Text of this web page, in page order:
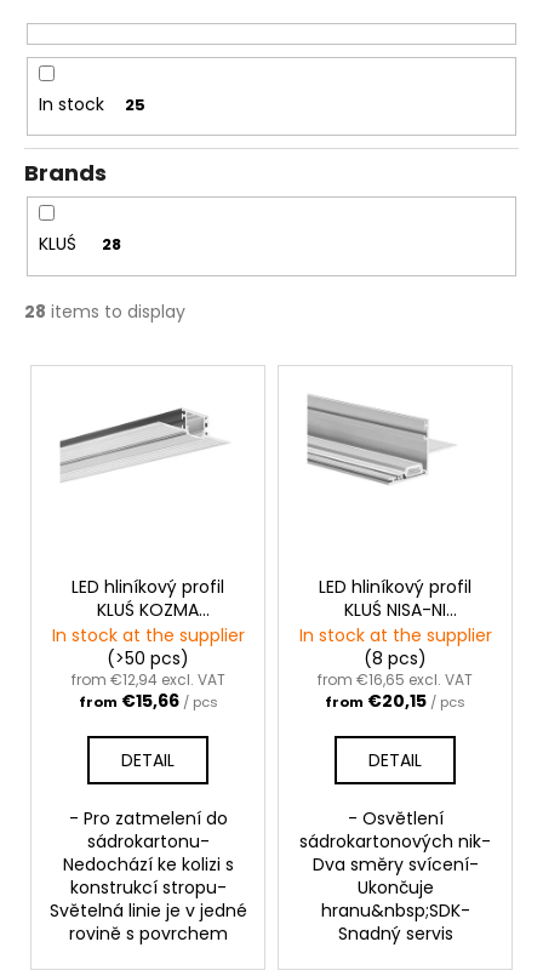
o
r
n
g
In stock 25
Brands
KLUŚ 28
28 items to display
L
LED hliníkový profil
KLUŚ KOZMA
|neanodizovaná
In stock at the supplier
(>50 pcs)
from €12,94 excl. VAT
from €15,66 / pcs
DETAIL
- Pro zatmelení do
sádrokartonu-
Nedochází ke kolizi s
konstrukcí stropu-
Světelná linie je v jedné
rovině s povrchem
LED hliníkový profil
KLUŚ NISA-NI
|neanodizovaná
In stock at the supplier
(8 pcs)
from €16,65 excl. VAT
from €20,15 / pcs
DETAIL
- Osvětlení
sádrokartonových nik-
Dva směry svícení-
Ukončuje
hranu&nbsp;SDK-
Snadný servis
W
r
e
c
o
m
m
e
n